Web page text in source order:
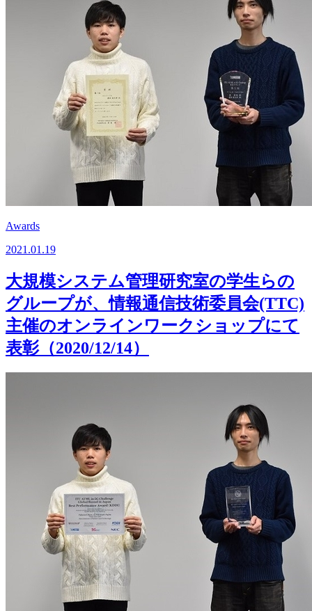
Awards
2021.01.19
⼤規模システム管理研究室の学生らの
グループが、情報通信技術委員会(TTC)
主催のオンラインワークショップにて
表彰（2020/12/14）